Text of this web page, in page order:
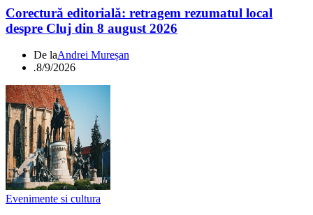
Corectură editorială: retragem rezumatul local
despre Cluj din 8 august 2026
De laAndrei Mureșan
.8/9/2026
Evenimente si cultura